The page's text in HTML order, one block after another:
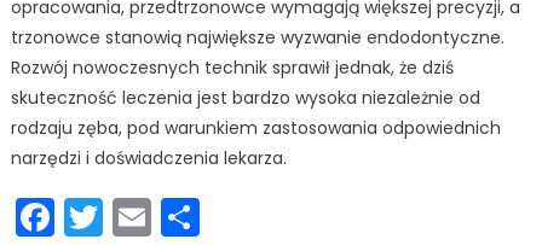
opracowania, przedtrzonowce wymagają większej precyzji, a
trzonowce stanowią największe wyzwanie endodontyczne.
Rozwój nowoczesnych technik sprawił jednak, że dziś
skuteczność leczenia jest bardzo wysoka niezależnie od
rodzaju zęba, pod warunkiem zastosowania odpowiednich
narzędzi i doświadczenia lekarza.
Facebook
Twitter
EmailPodziel